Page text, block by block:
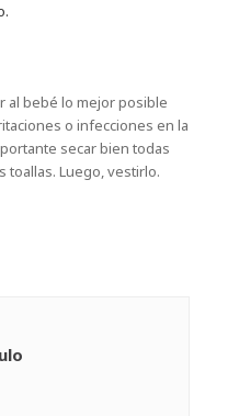
al bebé lo mejor posible
o infecciones en la
secar bien todas
toallas. Luego, vestirlo.